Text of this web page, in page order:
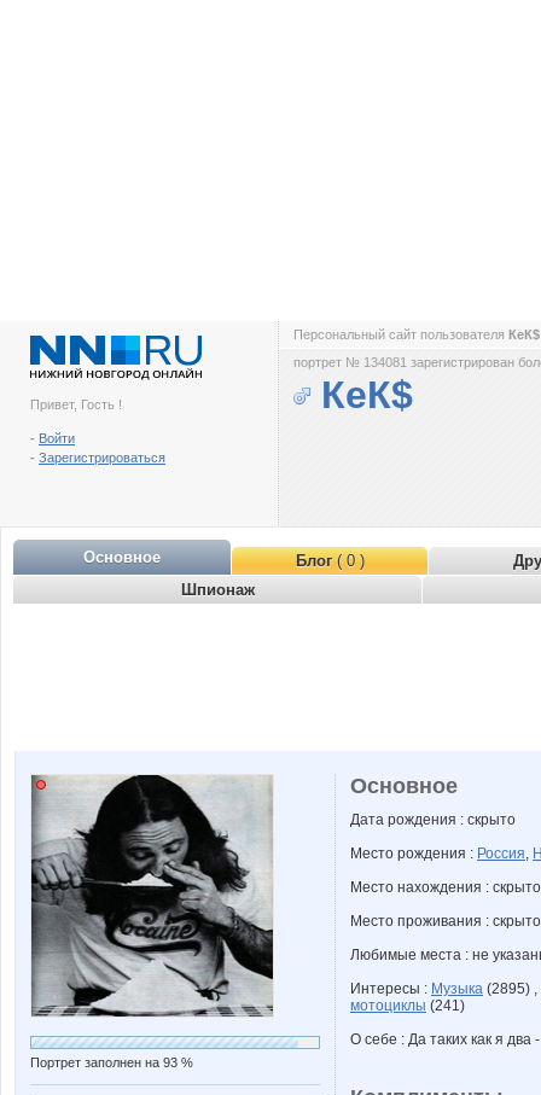
Привет, Гость !
- Войти
- Зарегистрироваться
Персональный сайт пользователя
портрет № 134081 зарегистрирован
КеК$
Основное Блог( 0 )
Шпионаж
Портрет заполнен на 93 %
Основное
Дата рождения : скрыто
Место рождения : Россия,
Место нахождения : скрыто
Место проживания : скрыто
Любимые места : не
Интересы : Музыка (2895) ,
мотоциклы (241)
О себе : Да таких как я два